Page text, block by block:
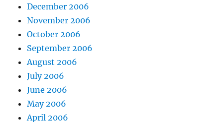
December 2006
November 2006
October 2006
September 2006
August 2006
July 2006
June 2006
May 2006
April 2006